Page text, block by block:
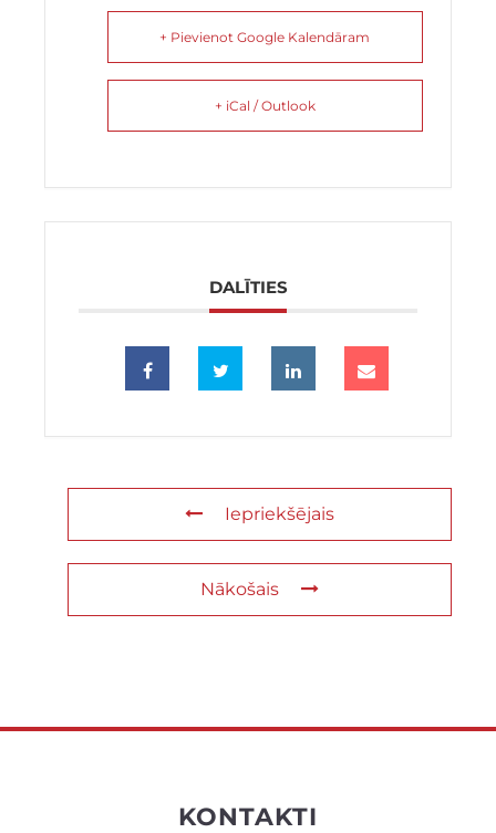
+ Pievienot Google Kalendāram
+ iCal / Outlook
DALĪTIES
Iepriekšējais
Nākošais
KONTAKTI